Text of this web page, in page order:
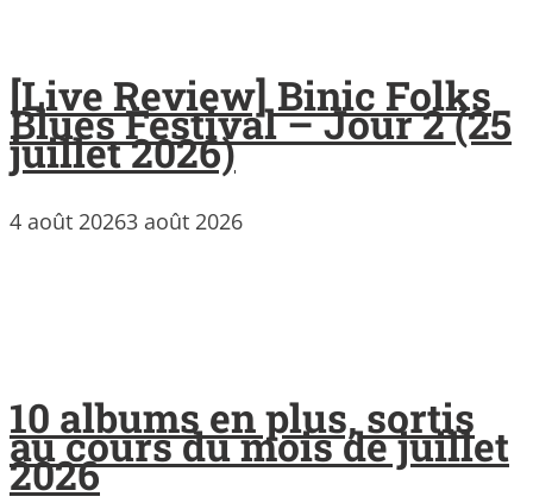
[Live Review] Binic Folks
Blues Festival – Jour 2 (25
juillet 2026)
4 août 20263 août 2026
10 albums en plus, sortis
au cours du mois de juillet
2026